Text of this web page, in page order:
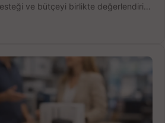
ve bütçeyi birlikte değerlendirin;